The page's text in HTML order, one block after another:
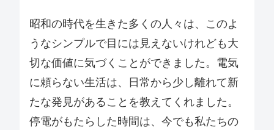
昭和の時代を生きた多くの人々は、このよ
うなシンプルで目には見えないけれども大
切な価値に気づくことができました。電気
に頼らない生活は、日常から少し離れて新
たな発見があることを教えてくれました。
停電がもたらした時間は、今でも私たちの